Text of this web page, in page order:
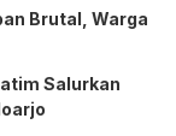
Brutal, Warga
Salurkan